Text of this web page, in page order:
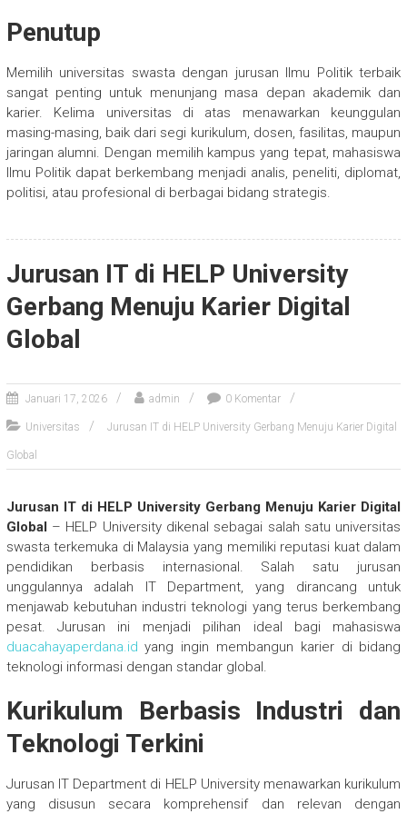
Penutup
Memilih universitas swasta dengan jurusan Ilmu Politik terbaik
sangat penting untuk menunjang masa depan akademik dan
karier. Kelima universitas di atas menawarkan keunggulan
masing-masing, baik dari segi kurikulum, dosen, fasilitas, maupun
jaringan alumni. Dengan memilih kampus yang tepat, mahasiswa
Ilmu Politik dapat berkembang menjadi analis, peneliti, diplomat,
politisi, atau profesional di berbagai bidang strategis.
Jurusan IT di HELP University
Gerbang Menuju Karier Digital
Global
Januari 17, 2026 admin 0 Komentar
Universitas Jurusan IT di HELP University Gerbang Menuju Karier Digital
Global
Jurusan IT di HELP University Gerbang Menuju Karier Digital
Global – HELP University dikenal sebagai salah satu universitas
swasta terkemuka di Malaysia yang memiliki reputasi kuat dalam
pendidikan berbasis internasional. Salah satu jurusan
unggulannya adalah IT Department, yang dirancang untuk
menjawab kebutuhan industri teknologi yang terus berkembang
pesat. Jurusan ini menjadi pilihan ideal bagi mahasiswa
duacahayaperdana.id yang ingin membangun karier di bidang
teknologi informasi dengan standar global.
Kurikulum Berbasis Industri dan
Teknologi Terkini
Jurusan IT Department di HELP University menawarkan kurikulum
yang disusun secara komprehensif dan relevan dengan